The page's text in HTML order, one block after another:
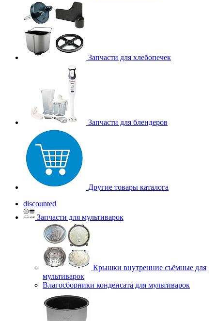
Запчасти для хлебопечек
Запчасти для блендеров
Другие товары каталога
discounted
Запчасти для мультиварок
Крышки внутренние съёмные для
мультиварок
Влагосборники конденсата для мультиварок